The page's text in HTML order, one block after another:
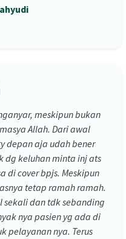
meskipun bukan
Allah. Dari awal
depan aja udah bener
dg keluhan minta inj ats
di cover bpjs. Meskipun
tetap ramah ramah.
sekali dan tdk sebanding
nya pasien yg ada di
pelayanan nya. Terus